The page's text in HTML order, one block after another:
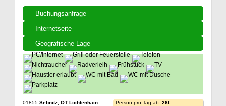
Buchungsanfrage
Internetseite
Geografische Lage
01855 Sebnitz, OT Lichtenhain
Person pro Tag ab: 26€